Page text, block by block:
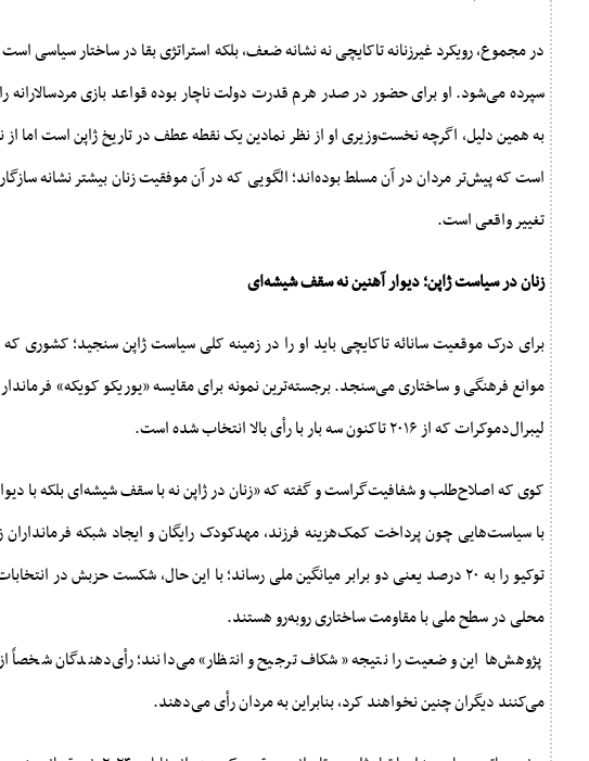
در مجموع، رویکرد غیرزنانه تاکایچی نه نشانه ضعف، بلکه استراتژی بقا در ساختار سیاسی
سپرده می‌شود. او برای حضور در صدر هرم قدرت دولت ناچار بوده قواعد بازی مردسالارانه
به همین دلیل، اگرچه نخست‌وزیری او از نظر نمادین یک نقطه عطف در تاریخ ژاپن است اما
است که پیش‌تر مردان در آن مسلط بوده‌اند؛ الگویی که در آن موفقیت زنان بیشتر نشانه
تغییر واقعی است.
زنان در سیاست ژاپن؛ دیوار آهنین نه سقف شیشه‌ای
برای درک موقعیت سانائه تاکایچی باید او را در زمینه کلی سیاست ژاپن سنجید؛ کشوری
موانع فرهنگی و ساختاری می‌سنجد. برجسته‌ترین نمونه برای مقایسه «یوریکو کویکه»
لیبرال‌دموکرات که از ۲۰۱۶ تاکنون سه بار با رأی بالا انتخاب شده است.
کوی که اصلاح‌طلب و شفافیت‌گراست و گفته که «زنان در ژاپن نه با سقف شیشه‌ای بلکه با
با سیاست‌هایی چون پرداخت کمک‌هزینه فرزند، مهدکودک رایگان و ایجاد شبکه
محلی در سطح ملی با مقاومت ساختاری روبه‌رو هستند.
پژوهش‌ها این وضعیت را نتیجه «شکاف ترجیح و انتظار» می‌دانند؛ رأی‌دهندگان شخصاً
می‌کنند دیگران چنین نخواهند کرد، بنابراین به مردان رأی می‌دهند.